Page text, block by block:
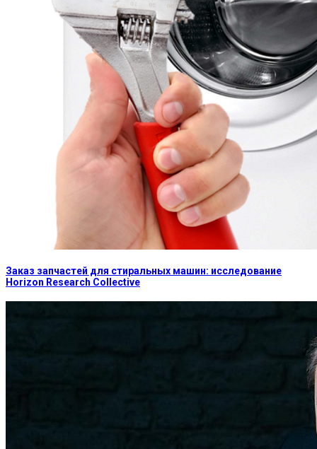
Заказ запчастей для стиральных машин: исследование
Horizon Research Collective